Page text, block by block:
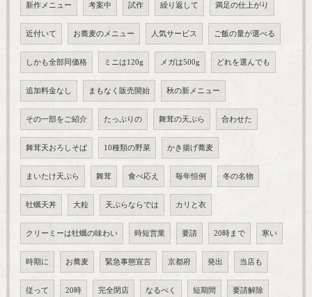
新作メニュー 考案中 試作 繰り返して 満足の仕上がり
近付いて お蕎麦のメニュー 人気サービス ご飯の量が選べる
しかも全部同価格 ミニは120g メガは500g どれを選んでも
追加料金なし まもなく販売開始 秋の新メニュー
その一部をご紹介 たっぷりの 舞茸の天ぷら 合わせた
舞茸天おろしそば 10種類の野菜 かき揚げ蕎麦
まいたけ天ぷら 舞茸 食べ応え 毎年恒例 冬の名物
牡蠣天丼 大粒 天ぷらならでは カリと衣
クリーミーは牡蠣の味わい 時短営業 要請 20時まで 寒い
時期に お蕎麦 緊急事態宣言 京都府 発出 当店も
従って 20時 完全閉店 なるべく 短期間 要請解除